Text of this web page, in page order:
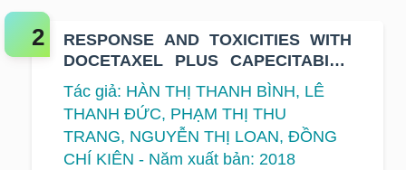
RESPONSE AND TOXICITIES WITH
DOCETAXEL PLUS CAPECITABINE
COMBINATION THERAPY IN
PATIENTS WITH METASTATIC
BREAST CANCER
Tác giả: HÀN THỊ THANH BÌNH, LÊ
THANH ĐỨC, PHẠM THỊ THU
TRANG, NGUYỄN THỊ LOAN, ĐỒNG
CHÍ KIÊN - Năm xuất bản: 2018